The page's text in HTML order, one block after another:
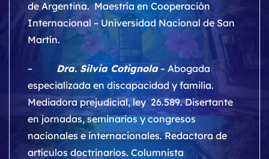
de Argentina. Maestría en Cooperación
Internacional – Universidad Nacional de San
Martín.
– Dra. Silvia Cotignola– Abogada
especializada en discapacidad y familia.
Mediadora prejudicial, ley 26.589. Disertante
en jornadas, seminarios y congresos
nacionales e internacionales. Redactora de
artículos doctrinarios. Columnista